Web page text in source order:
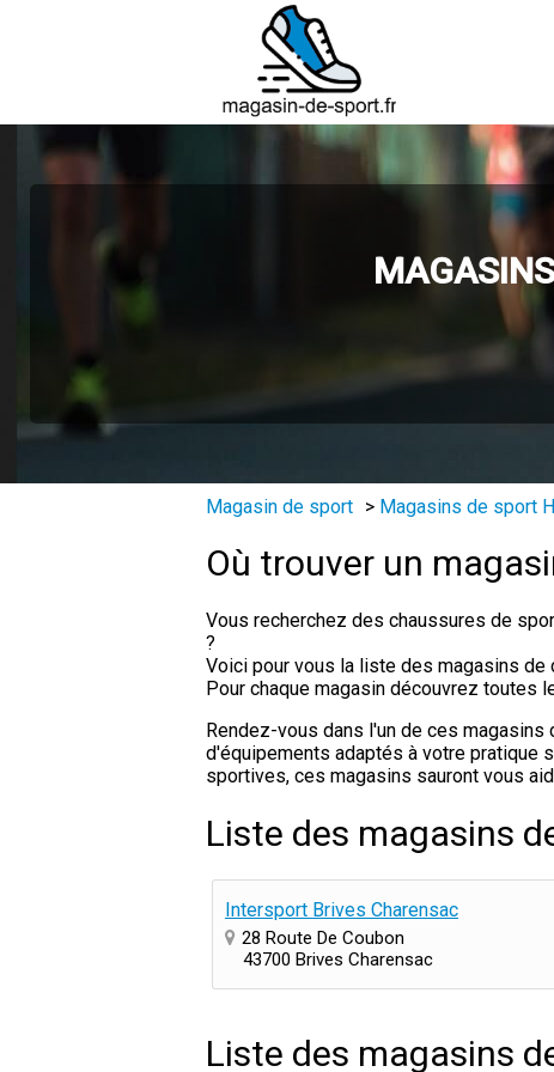
Magasin de sport > Magasins de sport
Où trouver un
Vous recherchez des chaussures de
?
Voici pour vous la liste des magasins de
Pour chaque magasin découvrez toutes
Rendez-vous dans l'un de ces
d'équipements adaptés à votre pratique
sportives, ces magasins sauront vous
Liste des magasins
Intersport Brives Charensac
28 Route De Coubon
43700 Brives Charensac
Liste des magasins